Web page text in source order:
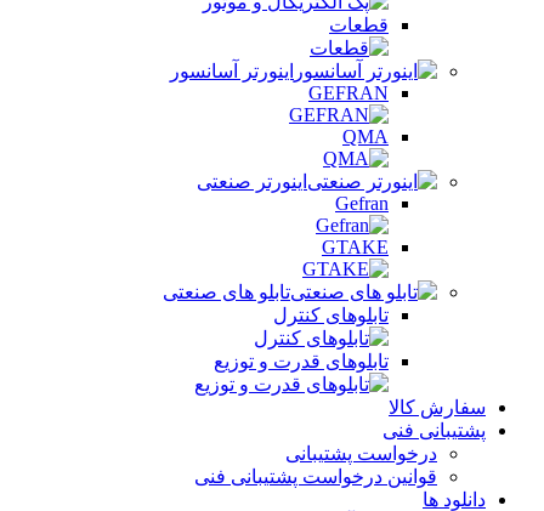
قطعات
اینورتر آسانسور
GEFRAN
QMA
اینورتر صنعتی
Gefran
GTAKE
تابلو های صنعتی
تابلوهای کنترل
تابلوهای قدرت و توزیع
سفارش کالا
پشتیبانی فنی
درخواست پشتیبانی
قوانین درخواست پشتیبانی فنی
دانلود ها